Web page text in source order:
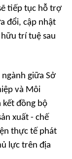
tiếp tục hỗ trợ
đổi, cập nhật
trí tuệ sau
giữa Sở
và Môi
kết đồng bộ
xuất - chế
thực tế phát
lực trên địa